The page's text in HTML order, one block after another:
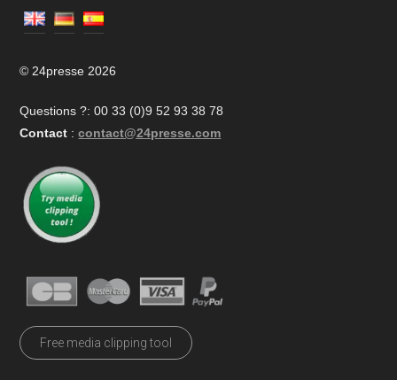
© 24presse 2026
Questions ?: 00 33 (0)9 52 93 38 78
Contact : contact@24presse.com
Free media clipping tool